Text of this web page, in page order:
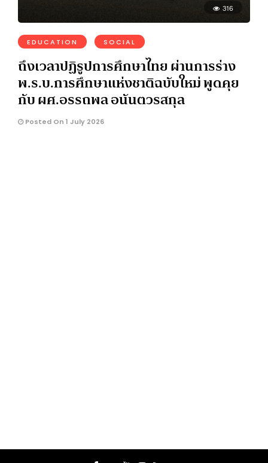
316
EDUCATION SOCIAL
ถึงเวลาปฏิรูปการศึกษาไทย ผ่านการร่าง
พ.ร.บ.การศึกษาแห่งชาติฉบับใหม่ พูดคุย
กับ ผศ.อรรถพล อนันตวรสกุล
Posted On 1 July 2026